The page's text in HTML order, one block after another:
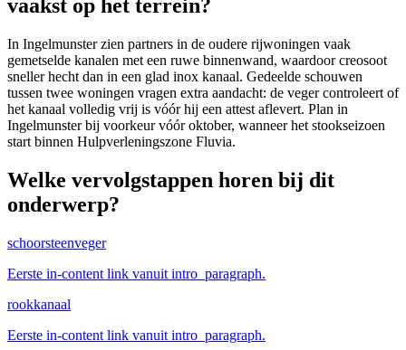
vaakst op het terrein?
In Ingelmunster zien partners in de oudere rijwoningen vaak
gemetselde kanalen met een ruwe binnenwand, waardoor creosoot
sneller hecht dan in een glad inox kanaal. Gedeelde schouwen
tussen twee woningen vragen extra aandacht: de veger controleert of
het kanaal volledig vrij is vóór hij een attest aflevert. Plan in
Ingelmunster bij voorkeur vóór oktober, wanneer het stookseizoen
start binnen Hulpverleningszone Fluvia.
Welke vervolgstappen horen bij dit
onderwerp?
schoorsteenveger
Eerste in-content link vanuit intro_paragraph.
rookkanaal
Eerste in-content link vanuit intro_paragraph.